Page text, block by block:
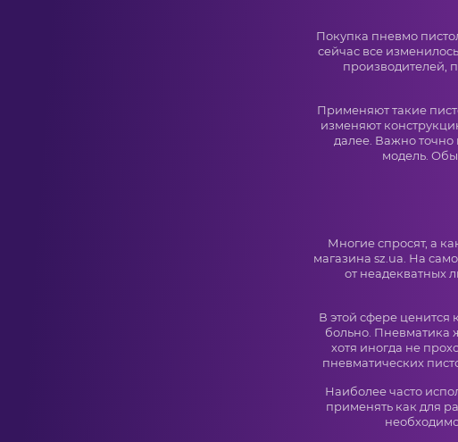
Покупка пневмо
сейчас все
производителей,
Применяют такие
изменяют
далее. Важно точно
модель.
Многие спросят, а
магазина sz.ua. На
от неадекватных
В этой сфере
больно. Пневматика
хотя иногда не
пневматических
Наиболее часто
применять как для